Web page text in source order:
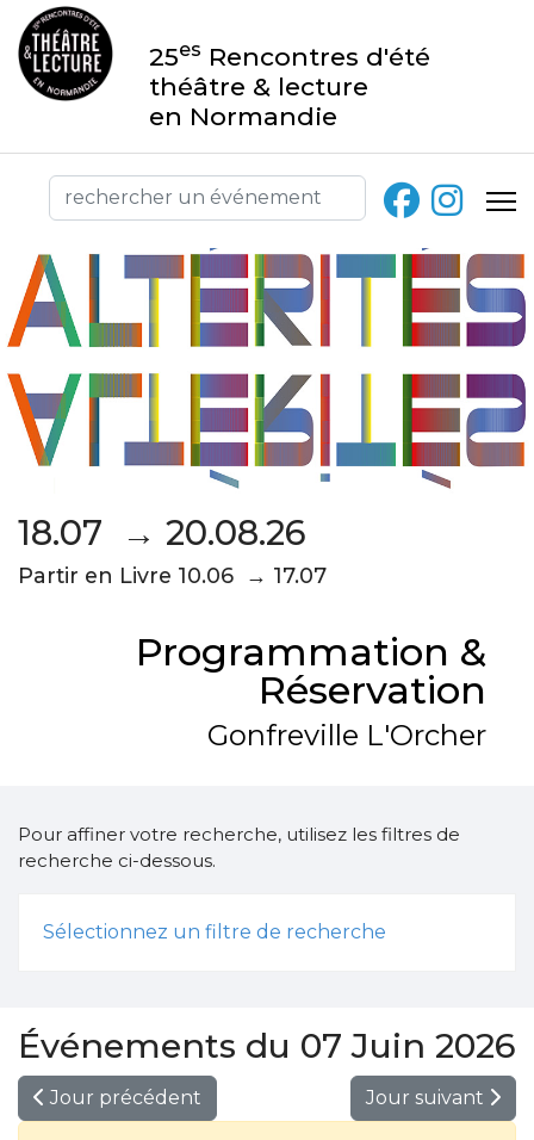
25es Rencontres d'été
théâtre & lecture
en Normandie
18.07 → 20.08.26
Partir en Livre 10.06 → 17.07
Programmation &
Réservation
Gonfreville L'Orcher
Pour affiner votre recherche, utilisez les filtres de
recherche ci-dessous.
Sélectionnez un filtre de recherche
Événements du 07 Juin 2026
Jour précédent Jour suivant